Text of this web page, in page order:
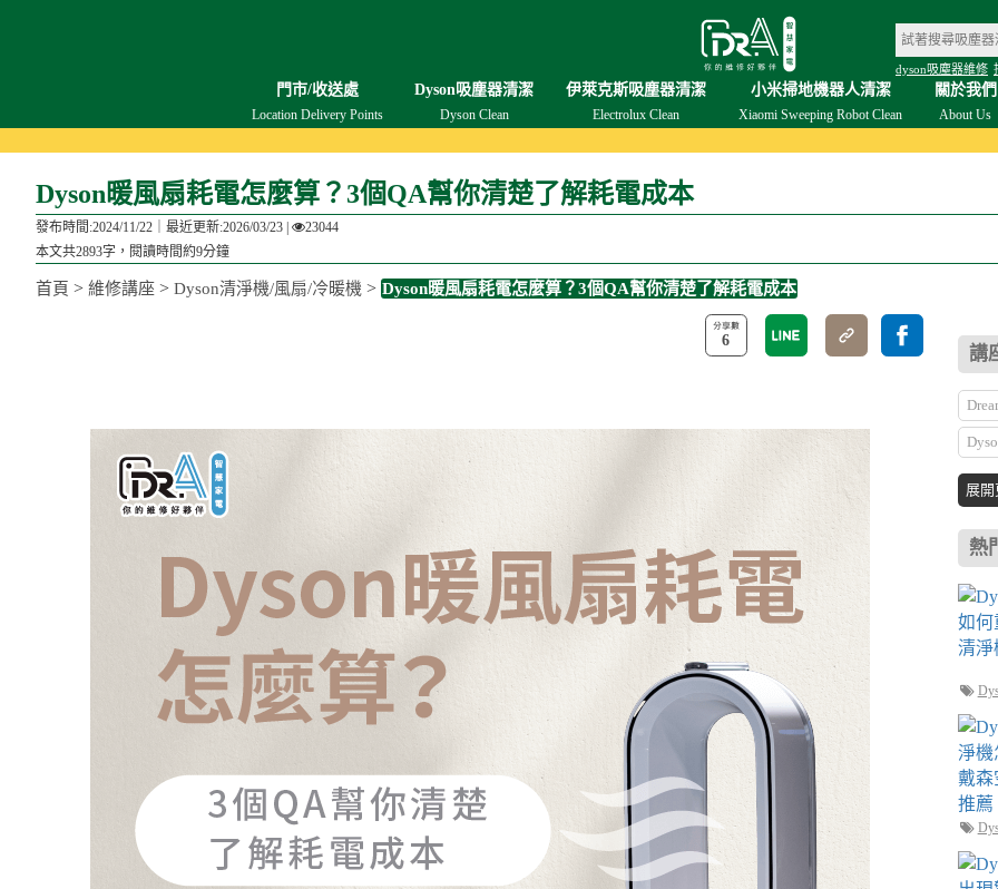
dyson吸塵器維修
門市/收送處
Location Delivery Points
Dyson吸塵器清潔
Dyson Clean
伊萊克斯吸塵器清潔
Electrolux Clean
小米掃地機器人清潔
Xiaomi Sweeping Robot Clean
關於我們
About Us
Dyson暖風扇耗電怎麼算？3個QA幫你清楚了解耗電成本
發布時間:2024/11/22｜ 最近更新:2026/03/23
23044
本文共2893字，閱讀時間約9分鐘
首頁 > 維修講座 > Dyson清淨機/風扇/冷暖機 > Dyson暖風扇耗電怎麼算？3個QA幫你清楚了解耗電成本
6
講
石頭
展開
熱